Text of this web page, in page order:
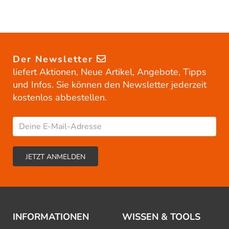
Der Newsletter
liefert Aktionen, Neue Artikel, Angebote, Tipps
und Infos. Sie können den Newsletter jederzeit
kostenlos abbestellen.
INFORMATIONEN WISSEN & TOOLS